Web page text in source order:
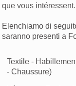
que vous intéressent.
Elenchiamo di
saranno presenti a
Textile -
- Chaussure)